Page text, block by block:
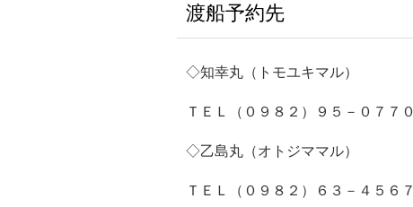
渡船予約先
◇知幸丸（トモユキマル）
ＴＥＬ（０９８２）９５－０７
◇乙島丸（オトジママル）
ＴＥＬ（０９８２）６３－４５